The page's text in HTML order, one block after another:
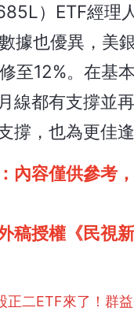
）ETF經理
據也優異，美
至12%。在基
線都有支撐並
撐，也為更佳
內容僅供參考
稿授權《民視
正二ETF來了！群